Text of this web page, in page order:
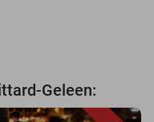
Geleen: